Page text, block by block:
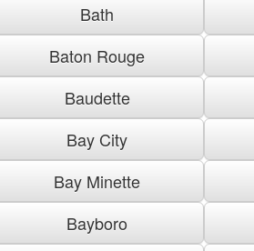
Bath
Baton Rouge
Baudette
Bay City
Bay Minette
Bayboro